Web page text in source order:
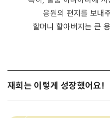
응원의 편지를 보내
할머니 할아버지는 큰
재희는 이렇게 성장했어요!